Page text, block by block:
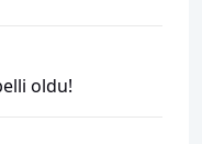
oldu!